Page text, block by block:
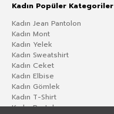
Kadın Popüler Kategoriler
Kadın Jean Pantolon
Kadın Mont
Kadın Yelek
Kadın Sweatshirt
Kadın Ceket
Kadın Elbise
Kadın Gömlek
Kadın T-Shirt
Kadın Pantolon